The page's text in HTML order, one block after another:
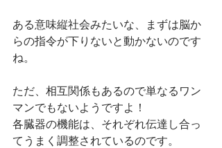
ある意味縦社会みたいな、まずは脳か
らの指令が下りないと動かないのです
ね。
ただ、相互関係もあるので単なるワン
マンでもないようですよ！
各臓器の機能は、それぞれ伝達し合っ
てうまく調整されているのです。